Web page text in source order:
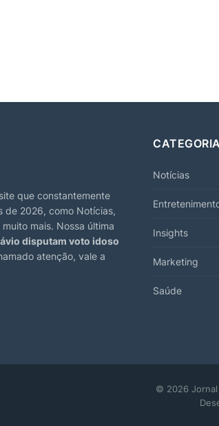
que constantemente
de 2026, como Notícias,
mais. Nossa última
disputam voto idoso
atenção, vale a
Notícias
Insights
Marketing
Saúde
© 2026 Jornal